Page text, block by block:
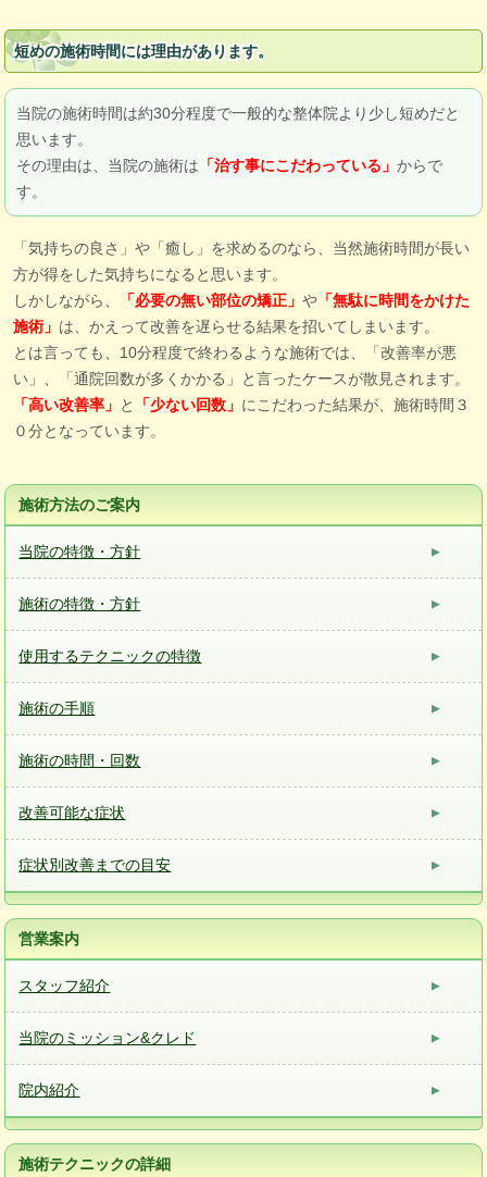
短めの施術時間には理由があります。
当院の施術時間は約30分程度で一般的な整体院より少し短めだと
思います。
その理由は、当院の施術は 「治す事にこだわっている」からで
す。
「気持ちの良さ」や「癒し」を求めるのなら、当然施術時間が長い
方が得をした気持ちになると思います。
しかしながら、
「必要の無い部位の矯正」 や「無駄に時間をかけた
施術」 は、かえって改善を遅らせる結果を招いてしまいます。
とは言っても、10分程度で終わるような施術では、「改善率が悪
い」、「通院回数が多くかかる」と言ったケースが散見されます。
「高い改善率」 と 「少ない回数」 にこだわった結果が、施術時間３
０分となっています。
施術方法のご案内
当院の特徴・方針
施術の特徴・方針
使用するテクニックの特徴
施術の手順
施術の時間・回数
改善可能な症状
症状別改善までの目安
営業案内
スタッフ紹介
当院のミッション&クレド
院内紹介
施術テクニックの詳細